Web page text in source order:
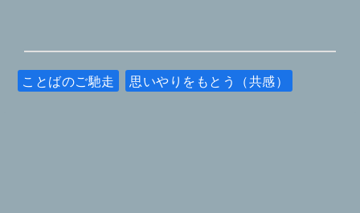
ことばのご馳走 思いやりをもとう（共感）